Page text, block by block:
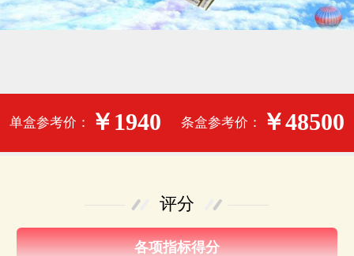
单盒参考价： ￥1940 条盒参考价： ￥48500
评分
各项指标得分